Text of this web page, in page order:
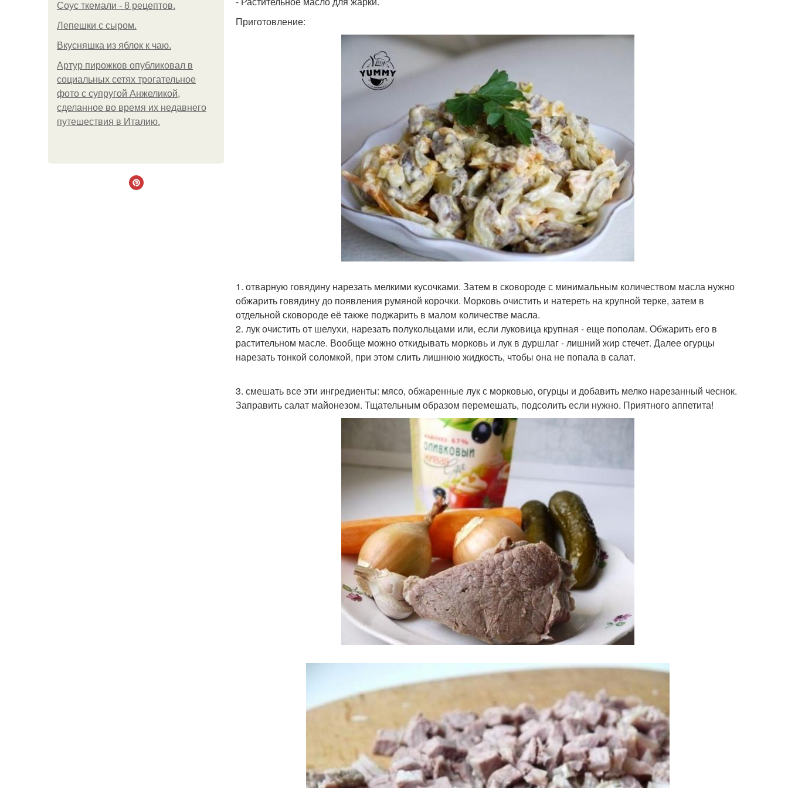
Соус ткемали - 8 рецептов.
Лепешки с сыром.
Вкусняшка из яблок к чаю.
Артур пирожков опубликовал в
социальных сетях трогательное
фото с супругой Анжеликой,
сделанное во время их недавнего
путешествия в Италию.
Приготовление:
1. отварную говядину нарезать мелкими кусочками. Затем в сковороде с минимальным количеством масла нужно
обжарить говядину до появления румяной корочки. Морковь очистить и натереть на крупной терке, затем в
отдельной сковороде её также поджарить в малом количестве масла.
2. лук очистить от шелухи, нарезать полукольцами или, если луковица крупная - еще пополам. Обжарить его в
растительном масле. Вообще можно откидывать морковь и лук в дуршлаг - лишний жир стечет. Далее огурцы
нарезать тонкой соломкой, при этом слить лишнюю жидкость, чтобы она не попала в салат.
3. смешать все эти ингредиенты: мясо, обжаренные лук с морковью, огурцы и добавить мелко нарезанный чеснок.
Заправить салат майонезом. Тщательным образом перемешать, подсолить если нужно. Приятного аппетита!